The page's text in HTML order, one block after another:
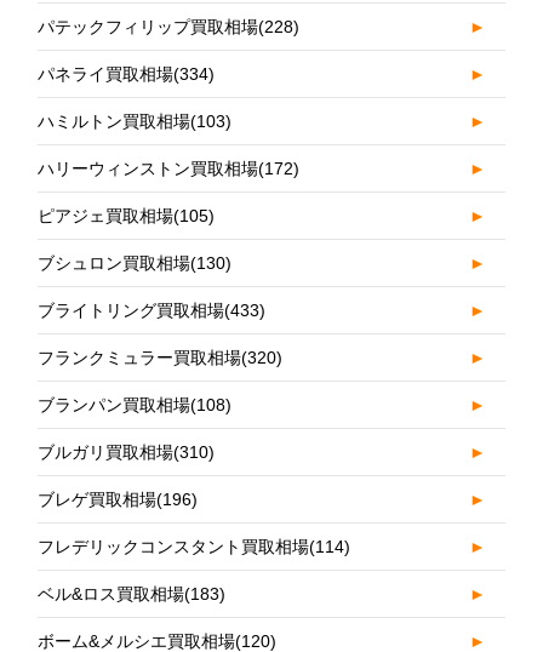
パテックフィリップ買取相場(228) ►
パネライ買取相場(334) ►
ハミルトン買取相場(103) ►
ハリーウィンストン買取相場(172) ►
ピアジェ買取相場(105) ►
ブシュロン買取相場(130) ►
ブライトリング買取相場(433) ►
フランクミュラー買取相場(320) ►
ブランパン買取相場(108) ►
ブルガリ買取相場(310) ►
ブレゲ買取相場(196) ►
フレデリックコンスタント買取相場(114) ►
ベル&ロス買取相場(183) ►
ボーム&メルシエ買取相場(120) ►